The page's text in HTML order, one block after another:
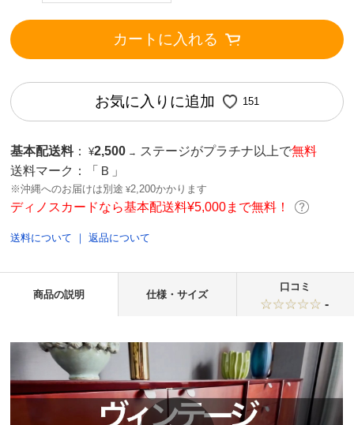
カートに入れる
お気に入りに追加 151
基本配送料 ： ¥2,500 → ステージがプラチナ以上で無料
送料マーク：
「Ｂ」
※沖縄へのお届けは別途 ¥2,200かかります
ディノスカードなら基本配送料¥5,000まで無料！
送料について ｜返品について
商品の説明 仕様・サイズ
口コミ
-